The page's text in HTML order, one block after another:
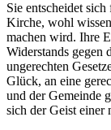
Sie entscheidet
Kirche, wohl
machen wird. Ihre
Widerstands gegen
ungerechten
Glück, an eine
und der Gemeinde
sich der Geist einer